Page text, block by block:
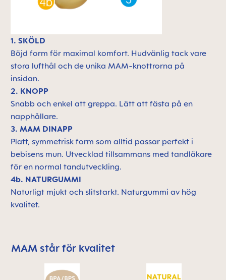
1. SKÖLD
Böjd form för maximal komfort. Hudvänlig tack vare
stora lufthål och de unika MAM-knottrorna på
insidan.
2. KNOPP
Snabb och enkel att greppa. Lätt att fästa på en
napphållare.
3. MAM DINAPP
Platt, symmetrisk form som alltid passar perfekt i
bebisens mun. Utvecklad tillsammans med tandläkare
för en normal tandutveckling.
4b. NATURGUMMI
Naturligt mjukt och slitstarkt. Naturgummi av hög
kvalitet.
Skip MAM Means Quality Icon Bar
MAM står för kvalitet